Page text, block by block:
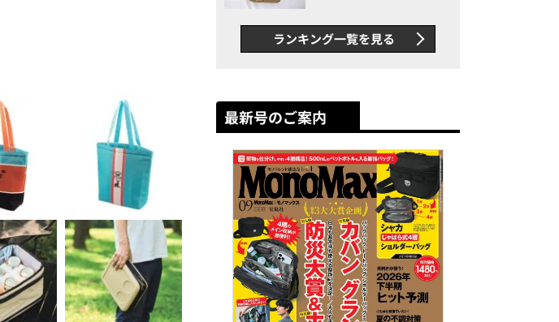
録…ほか【休日バッグの人気
記事ランキングベスト3】
（2026年6月版）
ランキング一覧を見る
最新号のご案内